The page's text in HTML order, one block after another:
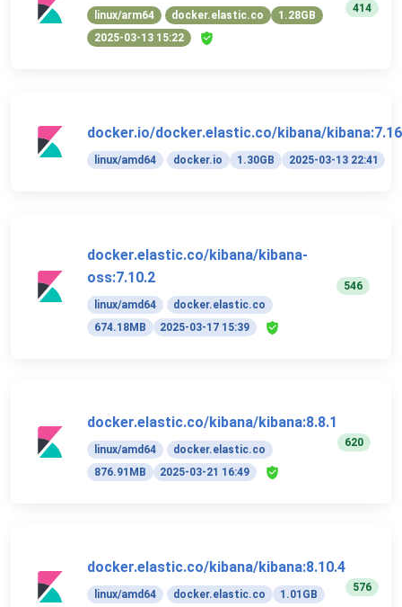
linux/arm64 docker.elastic.co
1.28GB
2025-03-13 15:22
414
docker.io/docker.elastic.co/kibana/
linux/amd64 docker.io 1.30GB 2025-03-13 22:41
docker.elastic.co/kibana/kibana-
oss:7.10.2
linux/amd64
docker.elastic.co
674.18MB
2025-03-17 15:39
546
docker.elastic.co/kibana/kibana:8.8.1
linux/amd64
docker.elastic.co
876.91MB
2025-03-21 16:49
620
docker.elastic.co/kibana/kibana:8.10.4
linux/amd64 docker.elastic.co 1.01GB
576